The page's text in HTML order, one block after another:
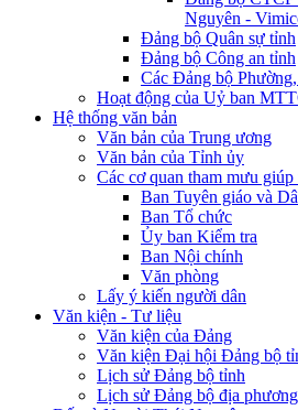
Nguyên -
Đảng bộ Quân sự tỉnh
Đảng bộ Công an tỉnh
Các Đảng bộ
Hoạt động của Uỷ ban
Hệ thống văn bản
Văn bản của Trung ương
Văn bản của Tỉnh ủy
Các cơ quan tham mưu
Ban Tuyên giáo và
Ban Tổ chức
Ủy ban Kiểm tra
Ban Nội chính
Văn phòng
Lấy ý kiến người dân
Văn kiện - Tư liệu
Văn kiện của Đảng
Văn kiện Đại hội Đảng bộ
Lịch sử Đảng bộ tỉnh
Lịch sử Đảng bộ địa